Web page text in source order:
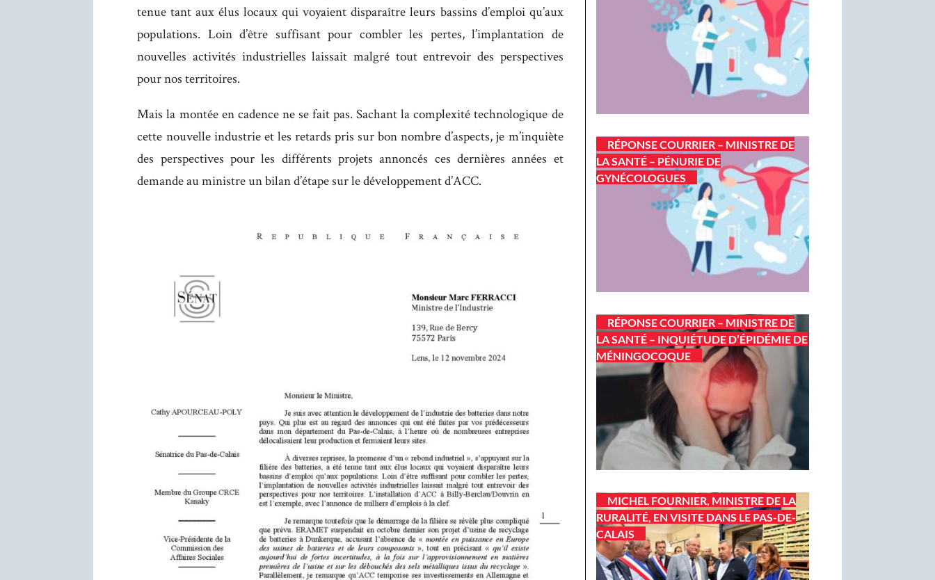
tenue tant aux élus locaux qui voyaient disparaître leurs bassins d’emploi qu’aux
populations. Loin d’être suffisant pour combler les pertes, l’implantation de
nouvelles activités industrielles laissait malgré tout entrevoir des perspectives
pour nos territoires.
Mais la montée en cadence ne se fait pas. Sachant la complexité technologique de
cette nouvelle industrie et les retards pris sur bon nombre d’aspects, je m’inquiète
des perspectives pour les différents projets annoncés ces dernières années et
demande au ministre un bilan d’étape sur le développement d’ACC.
RÉPONSE COURRIER – MINISTRE DE
LA SANTÉ – PÉNURIE DE
GYNÉCOLOGUES
RÉPONSE COURRIER – MINISTRE DE
LA SANTÉ – INQUIÉTUDE D’ÉPIDÉMIE DE
MÉNINGOCOQUE
MICHEL FOURNIER, MINISTRE DE LA
RURALITÉ, EN VISITE DANS LE PAS-DE-
CALAIS